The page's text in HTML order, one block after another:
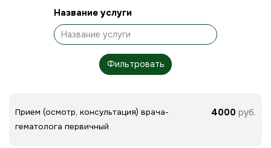
Название услуги
Фильтровать
Прием (осмотр, консультация) врача-
гематолога первичный
4000 руб.